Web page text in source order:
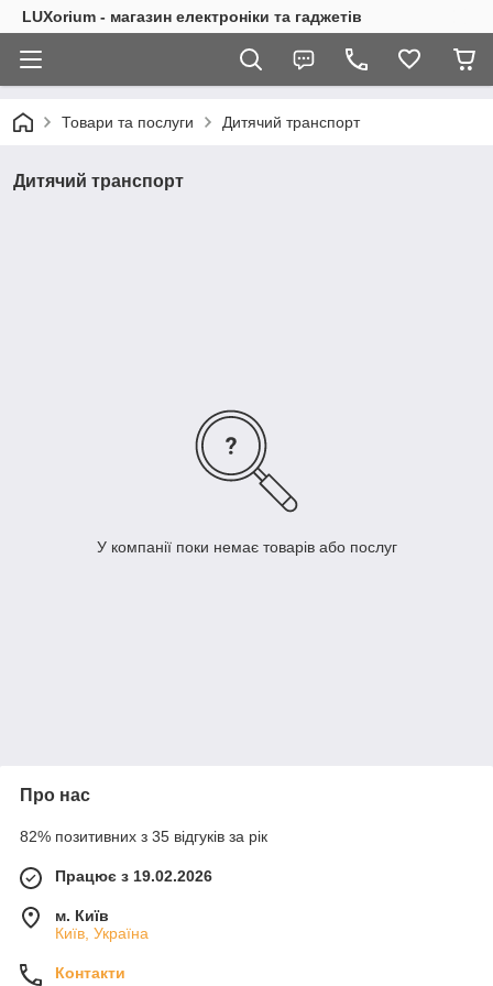
LUXorium - магазин електроніки та гаджетів
Товари та послуги Дитячий транспорт
Дитячий транспорт
У компанії поки немає товарів або послуг
Про нас
82% позитивних з 35 відгуків за рік
Працює з 19.02.2026
м. Київ
Київ, Україна
Контакти